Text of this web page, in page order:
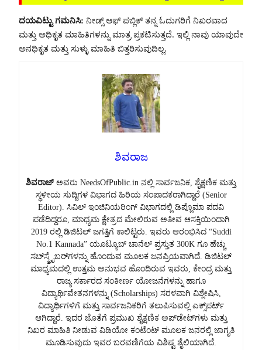
ದಯವಿಟ್ಟು ಗಮನಿಸಿ: ನೀಡ್ಸ್ ಆಫ್ ಪಬ್ಲಿಕ್ ತನ್ನ ಓದುಗರಿಗೆ ನಿಖರವಾದ
ಮತ್ತು ಅಧಿಕೃತ ಮಾಹಿತಿಗಳನ್ನು ಮಾತ್ರ ಪ್ರಕಟಿಸುತ್ತದೆ. ಇಲ್ಲಿ ನಾವು ಯಾವುದೇ
ಅನಧಿಕೃತ ಮತ್ತು ಸುಳ್ಳು ಮಾಹಿತಿ ಬಿತ್ತರಿಸುವುದಿಲ್ಲ.
ಶಿವರಾಜ
ಶಿವರಾಜ್ಅವರು NeedsOfPublic.in ನಲ್ಲಿ ಸಾರ್ವಜನಿಕ, ಶೈಕ್ಷಣಿಕ ಮತ್ತು
ಸ್ಥಳೀಯ ಸುದ್ದಿಗಳ ವಿಭಾಗದ ಹಿರಿಯ ಸಂಪಾದಕರಾಗಿದ್ದಾರೆ (Senior
Editor). ಸಿವಿಲ್ ಇಂಜಿನಿಯರಿಂಗ್ ವಿಭಾಗದಲ್ಲಿ ಡಿಪ್ಲೊಮಾ ಪದವಿ
ಪಡೆದಿದ್ದರೂ, ಮಾಧ್ಯಮ ಕ್ಷೇತ್ರದ ಮೇಲಿರುವ ಅತೀವ ಆಸಕ್ತಿಯಿಂದಾಗಿ
2019 ರಲ್ಲಿ ಡಿಜಿಟಲ್ ಜಗತ್ತಿಗೆ ಕಾಲಿಟ್ಟರು. ಇವರು ಆರಂಭಿಸಿದ “Suddi
No.1 Kannada” ಯೂಟ್ಯೂಬ್ ಚಾನೆಲ್ ಪ್ರಸ್ತುತ 300K ಗೂ ಹೆಚ್ಚು
ಸಬ್‌ಸ್ಕ್ರೈಬರ್‌ಗಳನ್ನು ಹೊಂದುವ ಮೂಲಕ ಜನಪ್ರಿಯವಾಗಿದೆ. ಡಿಜಿಟಲ್
ಮಾಧ್ಯಮದಲ್ಲಿ ಉತ್ತಮ ಅನುಭವ ಹೊಂದಿರುವ ಇವರು, ಕೇಂದ್ರ ಮತ್ತು
ರಾಜ್ಯ ಸರ್ಕಾರದ ಸಂಕೀರ್ಣ ಯೋಜನೆಗಳನ್ನು ಹಾಗೂ
ವಿದ್ಯಾರ್ಥಿವೇತನಗಳನ್ನು (Scholarships) ಸರಳವಾಗಿ ವಿಶ್ಲೇಷಿಸಿ,
ವಿದ್ಯಾರ್ಥಿಗಳಿಗೆ ಮತ್ತು ಸಾರ್ವಜನಿಕರಿಗೆ ತಲುಪಿಸುವಲ್ಲಿ ಎಕ್ಸ್‌ಪರ್ಟ್
ಆಗಿದ್ದಾರೆ. ಇದರ ಜೊತೆಗೆ ಪ್ರಮುಖ ಶೈಕ್ಷಣಿಕ ಅಪ್‌ಡೇಟ್‌ಗಳು ಮತ್ತು
ನಿಖರ ಮಾಹಿತಿ ನೀಡುವ ವಿಡಿಯೋ ಕಂಟೆಂಟ್ ಮೂಲಕ ಜನರಲ್ಲಿ ಜಾಗೃತಿ
ಮೂಡಿಸುವುದು ಇವರ ಬರವಣಿಗೆಯ ವಿಶಿಷ್ಟ ಶೈಲಿಯಾಗಿದೆ.